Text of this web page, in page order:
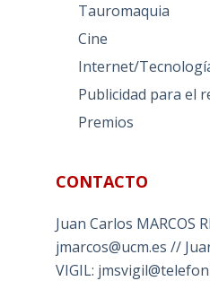
Tauromaquia
Cine
Internet/
Publicidad para el
Premios
CONTACTO
Juan Carlos MARCOS
jmarcos@ucm.es //
VIGIL: